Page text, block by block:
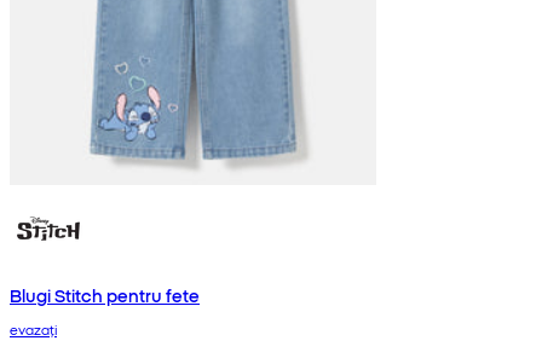
Blugi Stitch pentru fete
evazați